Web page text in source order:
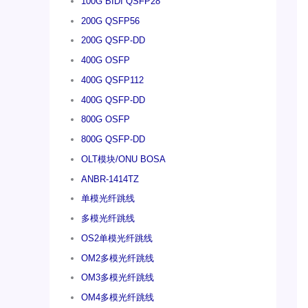
200G QSFP56
200G QSFP-DD
400G OSFP
400G QSFP112
400G QSFP-DD
800G OSFP
800G QSFP-DD
OLT模块/ONU BOSA
ANBR-1414TZ
单模光纤跳线
多模光纤跳线
OS2单模光纤跳线
OM2多模光纤跳线
OM3多模光纤跳线
OM4多模光纤跳线